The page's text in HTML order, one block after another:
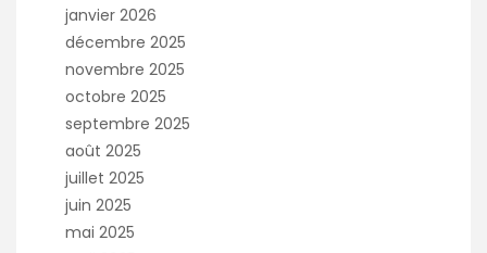
janvier 2026
décembre 2025
novembre 2025
octobre 2025
septembre 2025
août 2025
juillet 2025
juin 2025
mai 2025